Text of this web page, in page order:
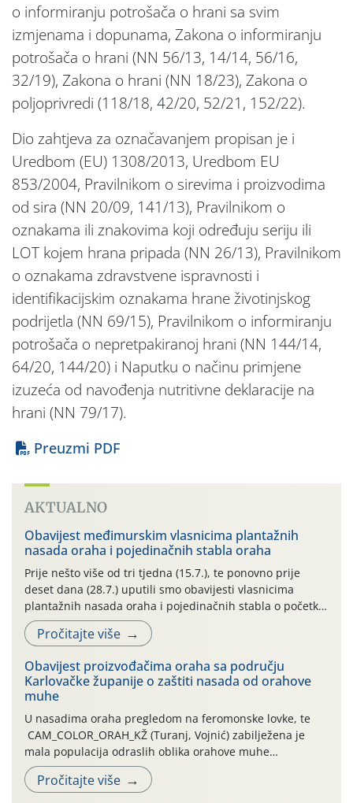
o informiranju potrošača o hrani sa svim
izmjenama i dopunama, Zakona o informiranju
potrošača o hrani (NN 56/13, 14/14, 56/16,
32/19), Zakona o hrani (NN 18/23), Zakona o
poljoprivredi (118/18, 42/20, 52/21, 152/22).
Dio zahtjeva za označavanjem propisan je i
Uredbom (EU) 1308/2013, Uredbom EU
853/2004, Pravilnikom o sirevima i proizvodima
od sira (NN 20/09, 141/13), Pravilnikom o
oznakama ili znakovima koji određuju seriju ili
LOT kojem hrana pripada (NN 26/13), Pravilnikom
o oznakama zdravstvene ispravnosti i
identifikacijskim oznakama hrane životinjskog
podrijetla (NN 69/15), Pravilnikom o informiranju
potrošača o nepretpakiranoj hrani (NN 144/14,
64/20, 144/20) i Naputku o načinu primjene
izuzeća od navođenja nutritivne deklaracije na
hrani (NN 79/17).
Preuzmi PDF
AKTUALNO
Obavijest međimurskim vlasnicima plantažnih
nasada oraha i pojedinačnih stabla oraha
Prije nešto više od tri tjedna (15.7.), te ponovno prije
deset dana (28.7.) uputili smo obavijesti vlasnicima
plantažnih nasada oraha i pojedinačnih stabla o početku
leta i ovogodišnjoj potrebi usmjerenog suzbijanja
orahove muhe (Rhagoletis completa)! Već dvanaest dana
izražen zadnja šest dana (31.7.-05.8.), jer najviše
temperature zraka svakodnevno […]
Pročitajte više
Obavijest proizvođačima oraha sa području
Karlovačke županije o zaštiti nasada od orahove
muhe
U nasadima oraha pregledom na feromonske lovke, te
CAM_COLOR_ORAH_KŽ (Turanj, Vojnić) zabilježena je
mala populacija odraslih oblika orahove muhe
(Rhagoletis completa). Niska brojnost može se objasniti
činjenicom da je riječ o mladim nasadima s vrlo malim
Pročitajte više